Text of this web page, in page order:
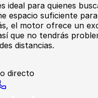
ideal para quienes
espacio suficiente
el motor ofrece un
que no tendrás
distancias.
directo